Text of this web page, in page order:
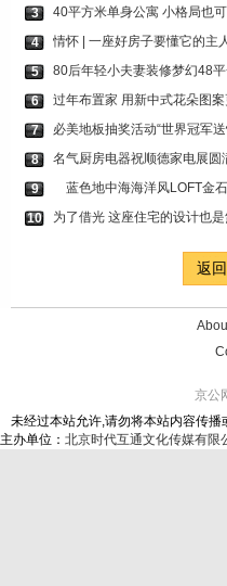
3
40平方米单身公寓 小格局也可
4
情怀 | 一座好房子要懂它的主
5
80后年轻小夫妻装修梦幻48
6
过年布置家 用新中式花朵图
7
必美地板抽奖活动“世界冠军
8
名气厨房电器祝顺德家电展圆
9
蓝色地中海海洋风LOFT金石
10
为了借光 这座住宅的设计也
返
京公
未经过本站允许,请勿将本站内容传播
主办单位： 北京时代互通文化传媒有限